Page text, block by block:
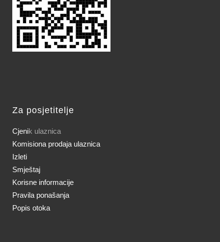
Za posjetitelje
Cjenik ulaznica
Komisiona prodaja ulaznica
Izleti
Smještaj
Korisne informacije
Pravila ponašanja
Popis otoka